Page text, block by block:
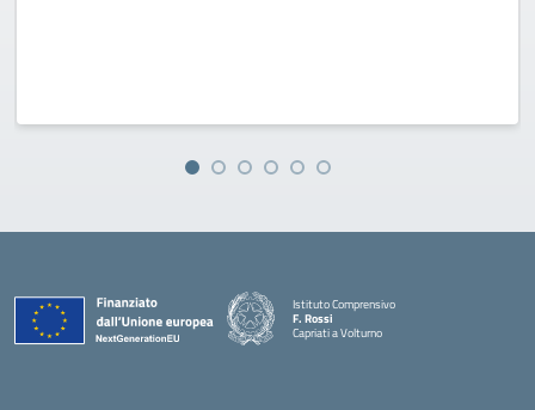
Istituto Comprensivo
F. Rossi
Capriati a Volturno
— Visita la pagina iniziale della scuola